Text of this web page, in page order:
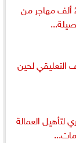
”الداخلية” الإسبانية: إعادة 25 ألف مهاجر من
التعليقي لحين
لتأهيل العمالة